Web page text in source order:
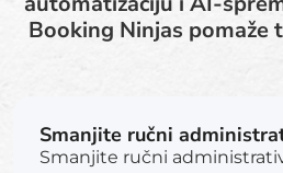
Booking Ninjas pomaže
Smanjite ručni
Smanjite ručni